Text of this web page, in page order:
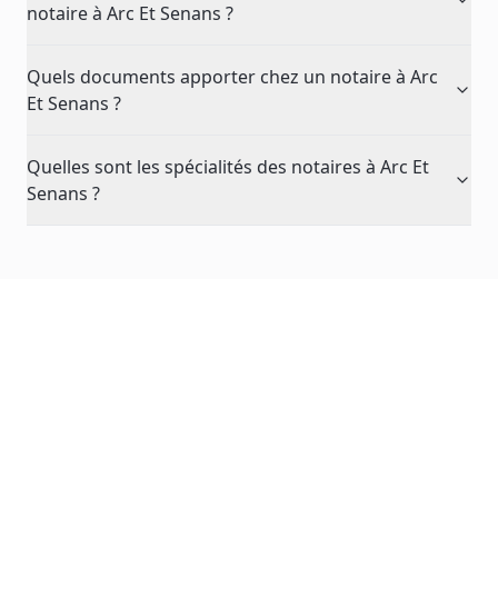
notaire à Arc Et Senans ?
Quels documents apporter chez un notaire à Arc
Et Senans ?
Quelles sont les spécialités des notaires à Arc Et
Senans ?